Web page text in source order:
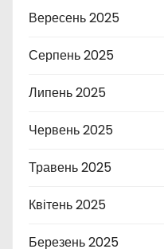
Вересень 2025
Серпень 2025
Липень 2025
Червень 2025
Травень 2025
Квітень 2025
Березень 2025